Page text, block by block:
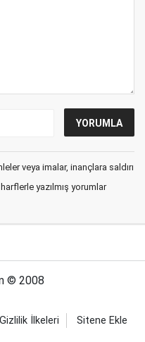
veya imalar, inançlara saldırı
yazılmış yorumlar
© 2008
Gizlilik İlkeleri Sitene Ekle